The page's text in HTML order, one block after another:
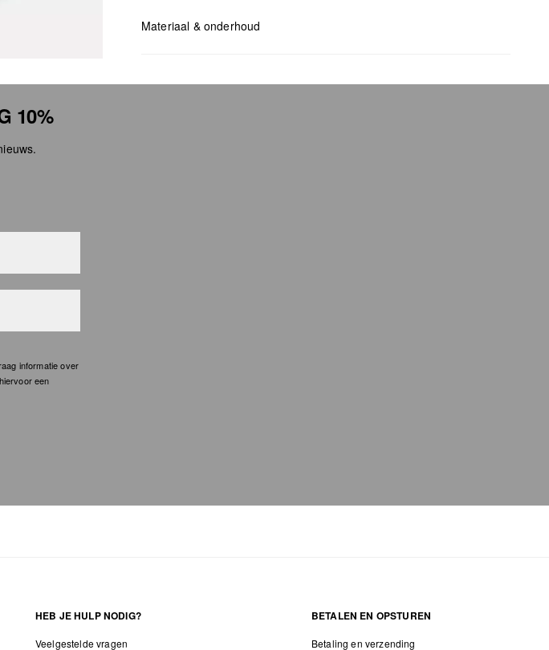
Materiaal & onderhoud
10%
informatie over
een
HEB JE HULP NODIG?
Veelgestelde vragen
BETALEN EN OPSTUREN
Betaling en verzending